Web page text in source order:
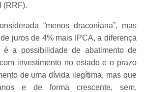
(RRF).
“menos draconiana”, mas
juros de 4% mais IPCA, a diferença
é a possibilidade de abatimento de
investimento no estado e o prazo
de uma dívida ilegítima, mas que
e de forma crescente, sem,